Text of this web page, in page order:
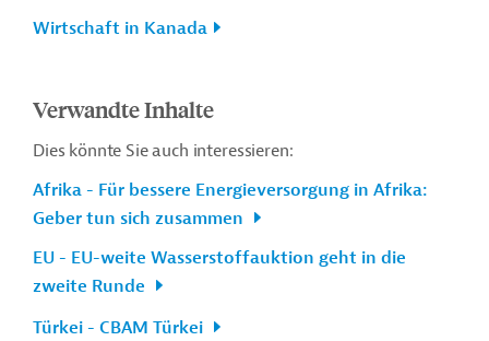
Wirtschaft in Kanada
Verwandte Inhalte
Dies könnte Sie auch interessieren:
Afrika - Für bessere Energieversorgung in Afrika:
Geber tun sich zusammen
EU - EU-weite Wasserstoffauktion geht in die
zweite Runde
Türkei - CBAM Türkei